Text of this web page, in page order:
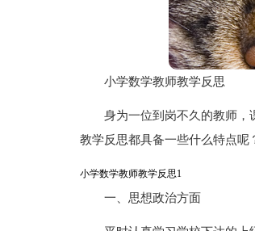
小学数学教师教学反思
身为一位到岗不久的教师，
教学反思都具备一些什么特点呢
小学数学教师教学反思1
一、思想政治方面